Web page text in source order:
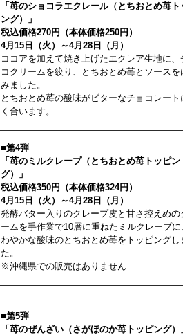
「苺のショコラエクレール（とちおとめ苺ト
ング）」
税込価格270円（本体価格250円）
4月 15 日（火）～4月 28 日（月）
ココアを加えて焼き上げたエクレア生地に、
コクリームを絞り、とちおとめ苺とソースを
みました。
とちおとめ苺の酸味がビターなチョコレート
く合います。
■第4弾
「苺のミルクレープ（とちおとめ苺トッピン
グ）」
税込価格350円（本体価格324円）
4月 15 日（火）～4月 28 日（月）
発酵バター入りのクレープ皮と甘さ控えめの
ームを手作業で10層に重ねたミルクレープに
わやかな酸味のとちおとめ苺をトッピングし
た。
※沖縄県での販売はありません
■第5弾
「苺のぜんざい（さがほのか苺トッピング）